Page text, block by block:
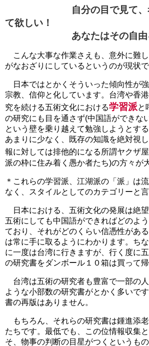
自分の目で見て、考え
て欲しい！
あなたはその自由をも
こんな大事な作業さえも、意外に難
がなおざりにしているというのが現状で
日本ではとかくそういった傾向性が
宗教、信仰と化しています。台湾や香
究を続ける五術文化における学習派と
の研究にも目を通さず(中国語ができな
という壁を乗り越えて勉強しようとす
あまりに少なく、既存の知識を絶対視
報に対しては排他的になる所謂ヤクザ
派の枠に住み着く愚か者たち)の方々が
＊これらの学習派、江湖派の「派」は
なく、スタイルとしてのカテゴリーと言
日本における、五術文化の発展は絶望
五術にしても中国語ができればどのよ
ており、それがどのくらい信憑性があ
は常に手に取るようにわかります。ち
に一度は台湾に行きますが、行く度に
の研究書をダンボール１０箱は買って帰
台湾は五術の研究者も豊富で一部の
ような小部数の研究書がとかく多いで
書の再版はありません。
もちろん、それらの研究書は鍾進添
たちです。最低でも、この位情報収集
そ、物事の判断の目星がつくというもの